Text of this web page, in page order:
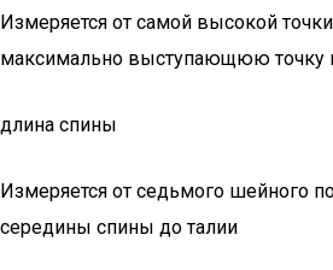
Измеряется от самой высокой
максимально выступающюю точку
длина спины
Измеряется от седьмого шейного
середины спины до талии